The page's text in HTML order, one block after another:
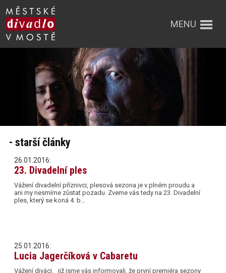
MENU
- starší články
26.01.2016:
23. Divadelní ples
Vážení divadelní příznivci, plesová sezona je v plném proudu a
ani my nesmíme zůstat pozadu. Zveme vás tedy na 23. Divadelní
ples, který se koná 4. b…
25.01.2016:
Lucia Jagerčíková v Cabaretu
Vážení diváci, již jsme vás informovali, že první premiéra sezony